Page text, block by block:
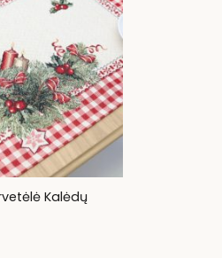
Kalėdų